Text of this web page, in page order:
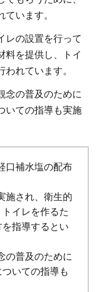
います。
レの設置を行って
料を提供し、トイ
れています。
念の普及のために
いての指導も実施
口補水塩の配布
施され、衛生的
イレを作るた
指導するとい
の普及のために
いての指導も